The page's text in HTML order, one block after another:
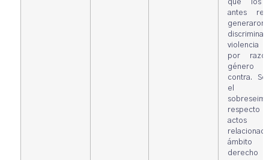
que los
antes
generaron
violencia
por
género
contra.
el
respecto
actos
derecho